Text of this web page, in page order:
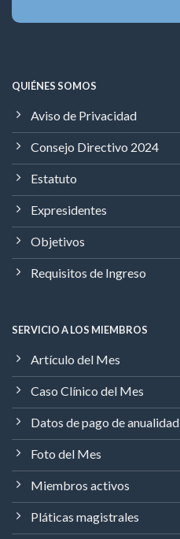
QUIÉNES SOMOS
Aviso de Privacidad
Consejo Directivo 2024
Estatuto
Expresidentes
Objetivos
Requisitos de Ingreso
SERVICIO A LOS MIEMBROS
Artículo del Mes
Caso Clínico del Mes
Datos de pago de anualidad
Foto del Mes
Miembros activos
Pláticas magistrales